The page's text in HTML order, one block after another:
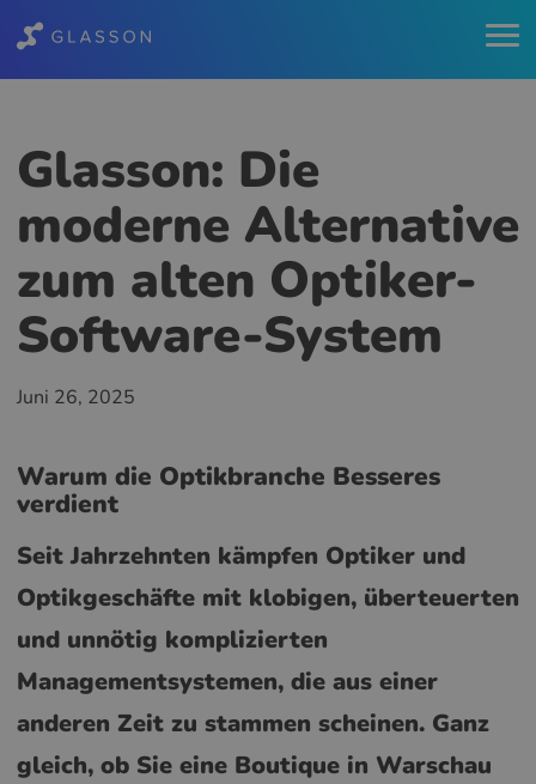
Glasson: Die
moderne Alternative
zum alten Optiker-
Software-System
Juni 26, 2025
Warum die Optikbranche Besseres
verdient
Seit Jahrzehnten kämpfen Optiker und
Optikgeschäfte mit klobigen, überteuerten
und unnötig komplizierten
Managementsystemen, die aus einer
anderen Zeit zu stammen scheinen. Ganz
gleich, ob Sie eine Boutique in Warschau